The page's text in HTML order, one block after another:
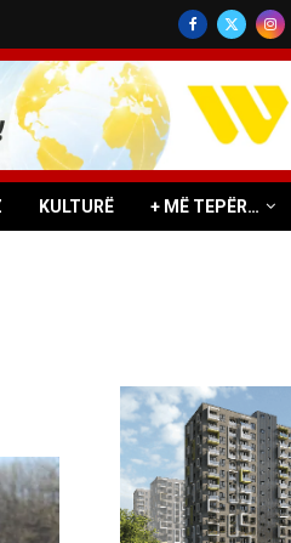
KULTURË + MË TEPËR…